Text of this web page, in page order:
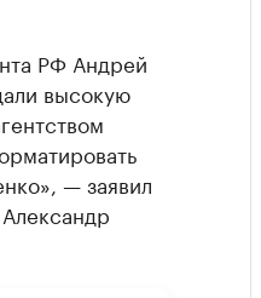
РФ Андрей
высокую
— заявил